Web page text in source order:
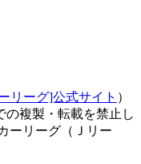
リーグ]公式サイト ）
の複製・転載を禁止し
ーリーグ（Ｊリー